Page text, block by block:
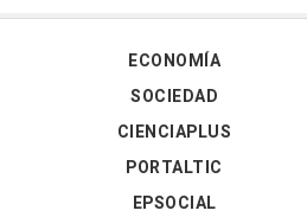
ECONOMÍA
SOCIEDAD
CIENCIAPLUS
PORTALTIC
EPSOCIAL